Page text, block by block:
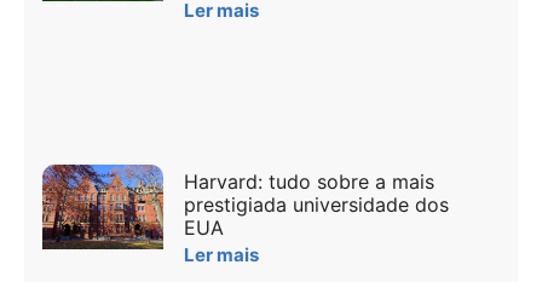
Ler mais
Harvard: tudo sobre a mais
prestigiada universidade dos
EUA
Ler mais